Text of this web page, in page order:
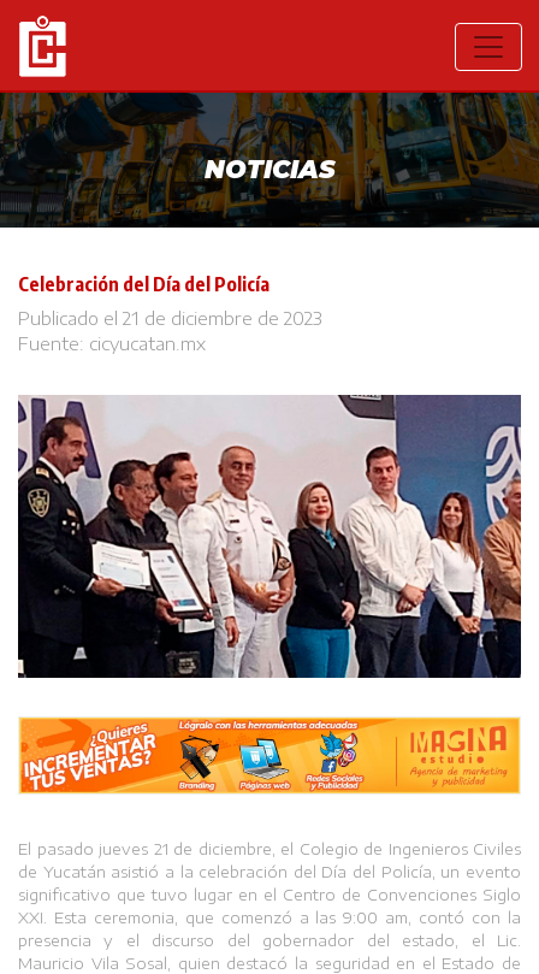
NOTICIAS
Celebración del Día del Policía
Publicado el 21 de diciembre de 2023
Fuente: cicyucatan.mx
El pasado jueves 21 de diciembre, el Colegio de Ingenieros Civiles
de Yucatán asistió a la celebración del Día del Policía, un evento
significativo que tuvo lugar en el Centro de Convenciones Siglo
XXI. Esta ceremonia, que comenzó a las 9:00 am, contó con la
presencia y el discurso del gobernador del estado, el Lic.
Mauricio Vila Sosal, quien destacó la seguridad en el Estado de